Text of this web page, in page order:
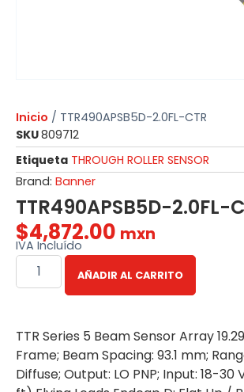
Inicio / TTR490APSB5D-2.0FL-CTR
SKU809712
Etiqueta THROUGH ROLLER SENSOR
Brand: Banner
TTR490APSB5D-2.0FL-
$4,872.00 mxn
IVA Incluído
AÑADIR AL CARRITO
TTR Series 5 Beam Sensor Array
Frame; Beam Spacing: 93.1 mm;
Diffuse; Output: LO PNP; Input: 18-30